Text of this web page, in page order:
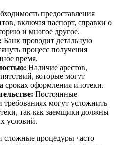
предоставления
включая паспорт, справки о
и многое другое.
Банк проводит детальную
процесс получения
время.
Наличие арестов,
которые могут
сроках оформления ипотеки.
Постоянные
требованиях могут усложнить
так как заемщики должны
условий.
сложные процедуры часто